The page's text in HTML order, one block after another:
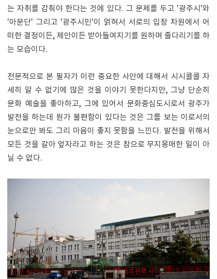
는 자취를 감춰야 한다는 것에 있다. 그 문제를 두고 '광주시'와
'아문단' 그리고 '광주시민'이 얽혀서 서로의 입장 차원에서 어
떠한 결정이든, 제안이든 받아들여지기를 원하며 줄다리기를 하
는 모습이다.
전문적으로 본 필자가 이런 중요한 사안에 대해서 시시콜콜 자
세히 알 수 없기에 많은 것을 이야기 못한다지만, 그냥 단순히
문화 예술을 좋아하고, 그에 있어서 문화중심도시로서 광주가
발전을 하는데 뭔가 불편함이 있다는 것은 그를 보는 이로서의
눈으로만 봐도 그리 마음이 좋지 못함을 느낀다. 발전을 위해서
모든 것을 갈아 엎자라고 하는 것은 참으로 무지몽매한 일이 아
닐 수 없다.